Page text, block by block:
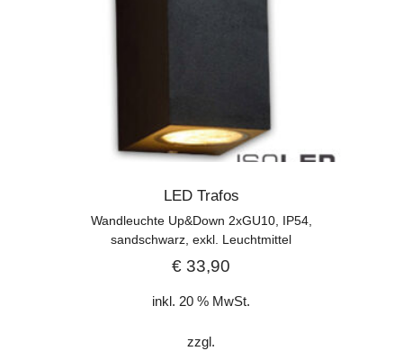
LED Trafos
Wandleuchte Up&Down 2xGU10, IP54,
sandschwarz, exkl. Leuchtmittel
€ 33,90
inkl. 20 % MwSt.
zzgl.